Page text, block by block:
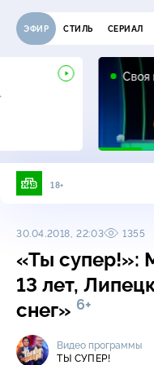
ЭФИР СТИЛЬ СЕРИАЛ
Своя
18+
30.04.2018, 22:03 1355
«Ты супер!»:
13 лет,
снег» 6+
Видео программы
ТЫ СУПЕР!